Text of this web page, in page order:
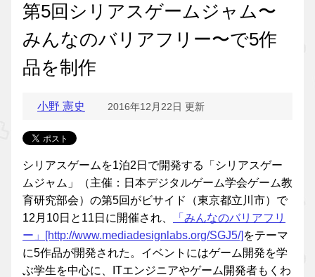
第5回シリアスゲームジャム〜
みんなのバリアフリー〜で5作
品を制作
小野 憲史 2016年12月22日 更新
シリアスゲームを1泊2日で開発する「シリアスゲー
ムジャム」（主催：日本デジタルゲーム学会ゲーム教
育研究部会）の第5回がビサイド（東京都立川市）で
12月10日と11日に開催され、
「みんなのバリアフリ
ー」[http://www.mediadesignlabs.org/SGJ5/] をテーマ
に5作品が開発された。イベントにはゲーム開発を学
ぶ学生を中心に、ITエンジニアやゲーム開発者もくわ